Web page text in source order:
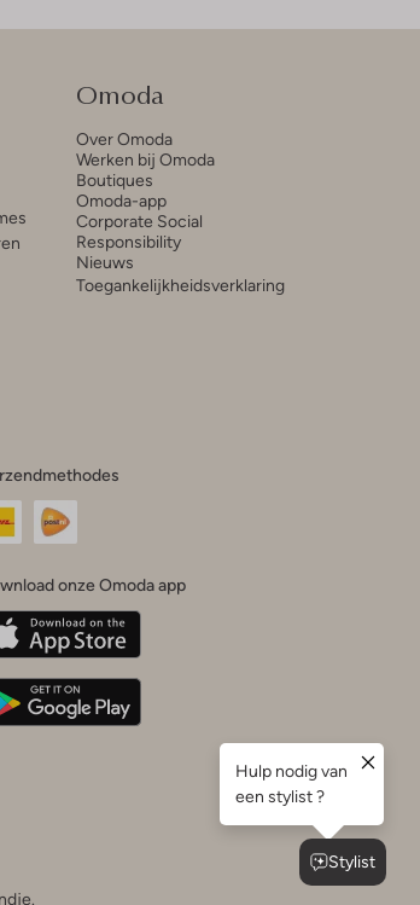
Omoda
Over Omoda
Werken bij Omoda
Boutiques
Omoda-app
Corporate Social
Responsibility
Nieuws
Toegankelijkheidsverklaring
onze Omoda app